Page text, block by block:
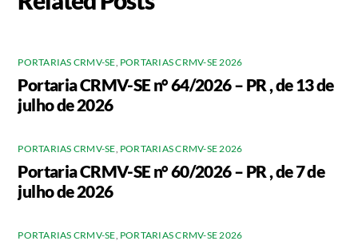
PORTARIAS CRMV-SE, PORTARIAS CRMV-SE 2026
Portaria CRMV-SE n° 64/2026 – PR , de 13 de
julho de 2026
PORTARIAS CRMV-SE, PORTARIAS CRMV-SE 2026
Portaria CRMV-SE n° 60/2026 – PR , de 7 de
julho de 2026
PORTARIAS CRMV-SE, PORTARIAS CRMV-SE 2026